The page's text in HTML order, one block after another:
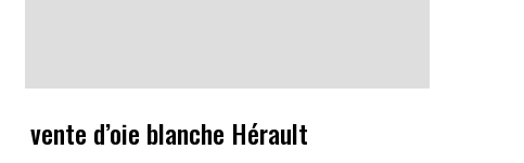
vente d’oie blanche Hérault